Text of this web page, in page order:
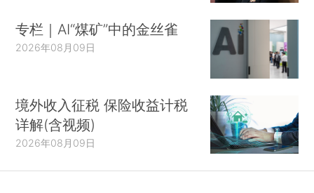
专栏｜AI“煤矿”中的金丝雀
2026年08月09日
境外收入征税 保险收益计税
详解(含视频)
2026年08月09日